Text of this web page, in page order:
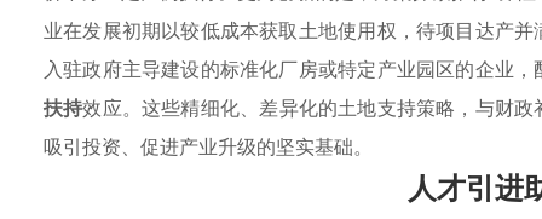
业在发展初期以较低成本获取土地使用权，待项目达产
入驻政府主导建设的标准化厂房或特定产业园区的企业
扶持效应。这些精细化、差异化的土地支持策略，与财
吸引投资、促进产业升级的坚实基础。
人才引进